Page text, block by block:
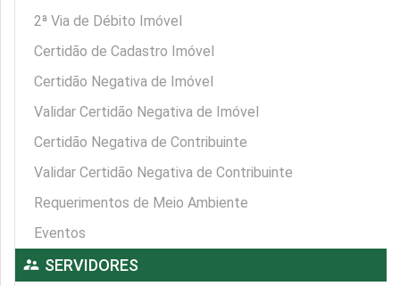
2ª Via de Débito Imóvel
Certidão de Cadastro Imóvel
Certidão Negativa de Imóvel
Validar Certidão Negativa de Imóvel
Certidão Negativa de Contribuinte
Validar Certidão Negativa de Contribuinte
Requerimentos de Meio Ambiente
Eventos
supervisor_account SERVIDORES